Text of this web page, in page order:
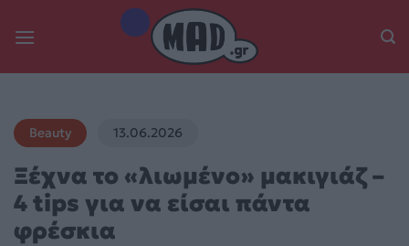
Beauty 13.06.2026
Ξέχνα το «λιωμένο» μακιγιάζ –
4 tips για να είσαι πάντα
φρέσκια